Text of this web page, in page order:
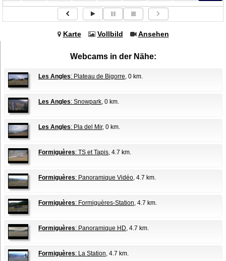
Karte Vollbild Ansehen
Webcams in der Nähe:
Les Angles: Plateau de Bigorre, 0 km.
Les Angles: Snowpark, 0 km.
Les Angles: Pla del Mir, 0 km.
Formiguères: TS et Tapis, 4.7 km.
Formiguères: Panoramique Vidéo, 4.7 km.
Formiguères: Formiguères-Station, 4.7 km.
Formiguères: Panoramique HD, 4.7 km.
Formiguères: La Station, 4.7 km.